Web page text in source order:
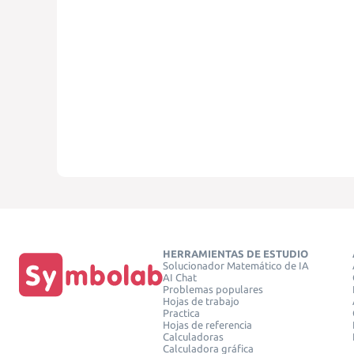
HERRAMIENTAS DE ESTUDIO
Solucionador Matemático de IA
AI Chat
Problemas populares
Hojas de trabajo
Practica
Hojas de referencia
Calculadoras
Calculadora gráfica